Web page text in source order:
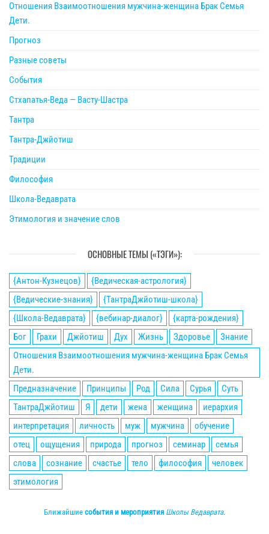
Отношения Взаимоотношения мужчина-женщина Брак Семья
Дети.
Прогноз
Разные советы
События
Стхапатья-Веда — Васту-Шастра
Тантра
Тантра-Джйотиш
Традиции
Философия
Школа-Ведаврата
Этимология и значение слов
ОСНОВНЫЕ ТЕМЫ («ТЭГИ»):
{Антон-Кузнецов}
{Ведическая-астрология}
{Ведические-знания}
{ТантраДжйотиш-школа}
{Школа-Ведаврата}
{вебинар-диалог}
{карта-рождения}
Бог
Грахи Джйотиш Дух Жизнь Здоровье
Знание
Отношения Взаимоотношения мужчина-женщина Брак Семья
Дети.
Предназначение
Принципы Род Сила Сурья
Суть
ТантраДжйотиш
Я дети жена женщина
иерархия
интерпретация
личность муж мужчина
обучение
отец
ощущения природа прогноз семинар
семья
слова
сознание счастье тело философия
человек
этимология
Ближайшие события и мероприятия Школы Ведаврата.